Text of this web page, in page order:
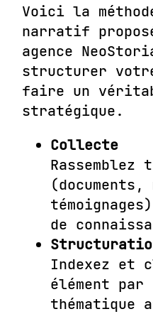
Voici la
narratif
agence
structurer
faire un
stratégique.
Collecte
Rassemblez
(documents,
de
Indexez et
élément
thématique